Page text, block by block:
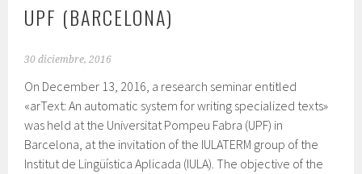
UPF (BARCELONA)
30 diciembre, 2016
On December 13, 2016, a research seminar entitled
«arText: An automatic system for writing specialized texts»
was held at the Universitat Pompeu Fabra (UPF) in
Barcelona, at the invitation of the IULATERM group of the
Institut de Lingüística Aplicada (IULA). The objective of the